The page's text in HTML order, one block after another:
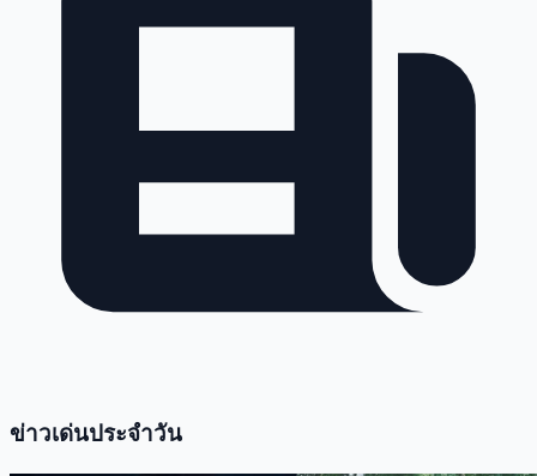
ข่าวเด่นประจำวัน